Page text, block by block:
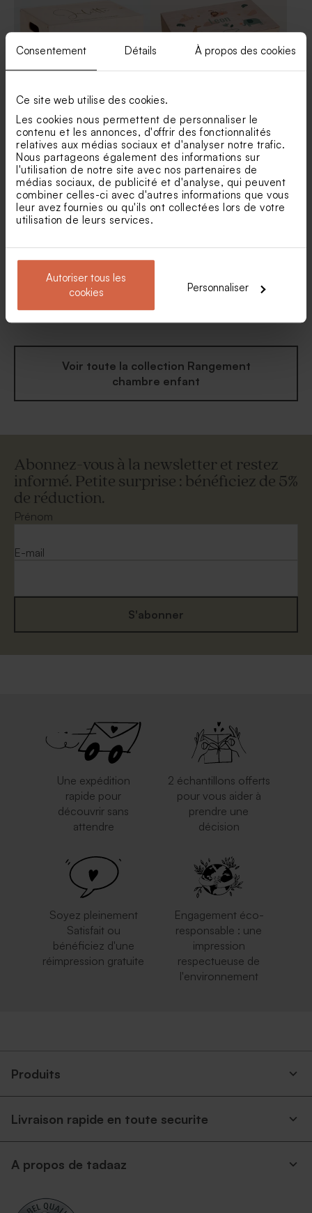
Consentement Détails À propos des cookies
Ce site web utilise des cookies.
Les cookies nous permettent de personnaliser le
contenu et les annonces, d'offrir des fonctionnalités
relatives aux médias sociaux et d'analyser notre trafic.
Nous partageons également des informations sur
l'utilisation de notre site avec nos partenaires de
médias sociaux, de publicité et d'analyse, qui peuvent
combiner celles-ci avec d'autres informations que vous
leur avez fournies ou qu'ils ont collectées lors de votre
utilisation de leurs services.
Autoriser tous les
cookies
Personnaliser
Boite de naissance bébé
personnalisable
Boite à souvenirs en bois
naissance savane
Boite à souvenirs naissance
printanier
Valisette avec petit fruit
Voir toute la collection Rangement
chambre enfant
Abonnez-vous à la newsletter et restez
informé. Petite surprise : bénéficiez de 5%
de réduction.
Prénom
E-mail
S'abonner
Une expédition
rapide pour
découvrir sans
attendre
2 échantillons offerts
pour vous aider à
prendre une
décision
Soyez pleinement
Satisfait ou
bénéficiez d'une
réimpression gratuite
Engagement éco-
responsable : une
impression
respectueuse de
l'environnement
Produits
Livraison rapide en toute securite
A propos de tadaaz